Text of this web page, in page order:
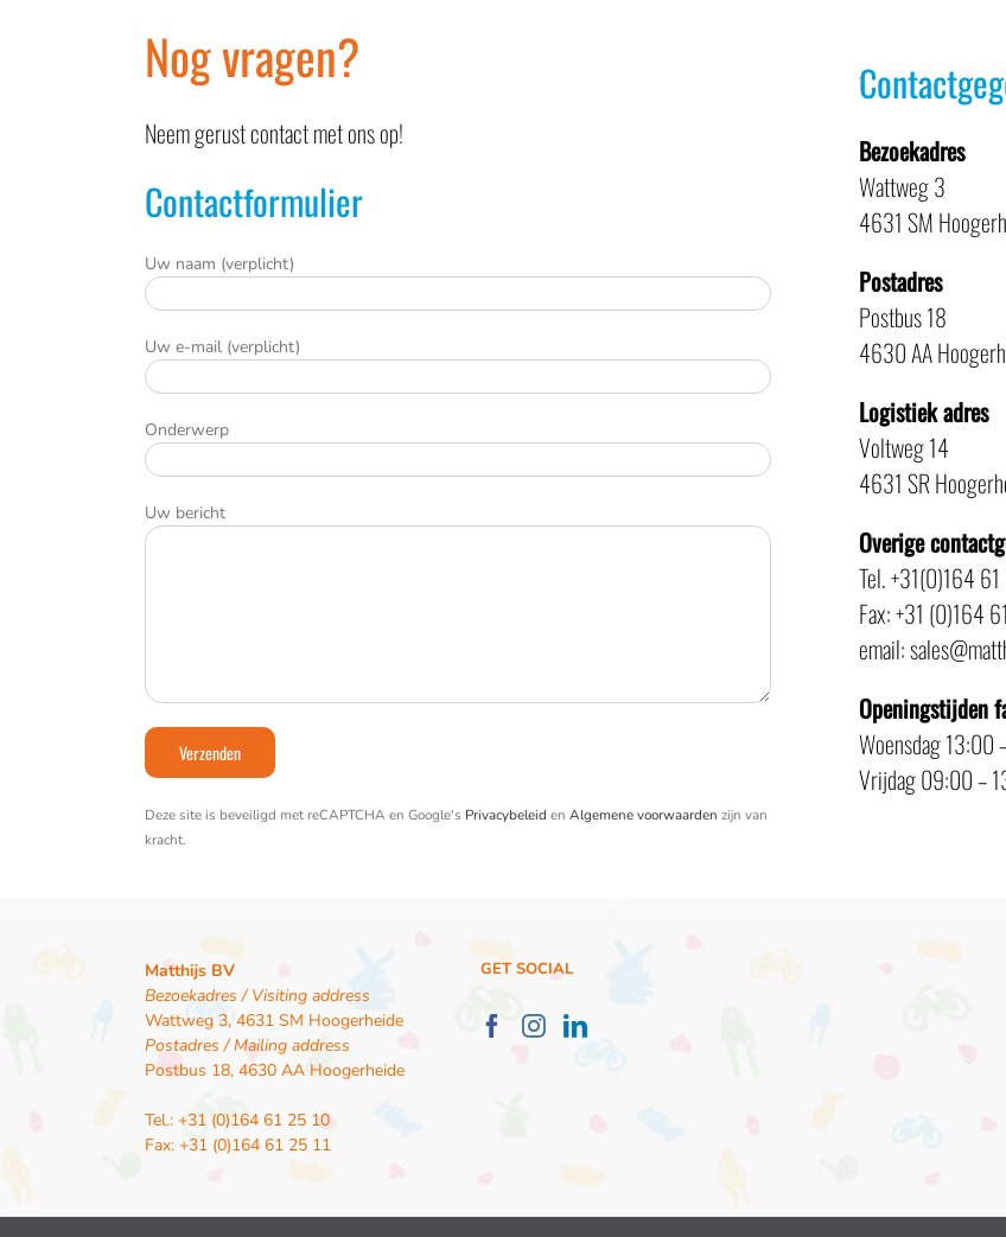
Nog vragen?
Neem gerust contact met ons op!
Contactformulier
Uw naam (verplicht)
Uw e-mail (verplicht)
Onderwerp
Uw bericht
Deze site is beveiligd met reCAPTCHA en Google's Privacybeleid en Algemene voorwaarden zijn van
kracht.
Bezoekadres
Wattweg 3
4631 SM
Postadres
Postbus 18
4630 AA
Logistiek adres
Voltweg 14
4631 SR
Overige
Tel. +31(0)164
Fax: +31 (0)164
email:
Openingstijden
Woensdag 13:00
Vrijdag 09:00 –
Matthijs BV
Bezoekadres / Visiting address
Wattweg 3, 4631 SM Hoogerheide
Postadres / Mailing address
Postbus 18, 4630 AA Hoogerheide
Tel.: +31 (0)164 61 25 10
Fax: +31 (0)164 61 25 11
GET SOCIAL